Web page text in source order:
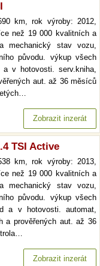
km, rok výroby: 2012,
než 19 000 kvalitních a
mechanický stav vozu,
původu. výkup všech
v hotovosti. serv.kniha,
aut. až 36 měsíců
Zobrazit inzerát
TSI Active
km, rok výroby: 2013,
než 19 000 kvalitních a
mechanický stav vozu,
původu. výkup všech
a v hotovosti. automat,
a prověřených aut. až 36
Zobrazit inzerát